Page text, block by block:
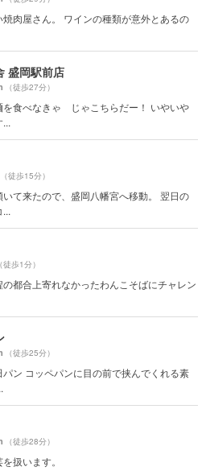
肉屋さん。 ワインの種類が意外とあるの
盛岡駅前店
（徒歩27分）
を食べなきゃ じゃこちらだー！ いやいや
（徒歩15分）
て来たので、盛岡八幡宮へ移動。 翌日の
（徒歩1分）
都合上寄れなかったわんこそばにチャレン
（徒歩25分）
ン コッペパンに目の前で挟んでくれる素
（徒歩28分）
扱います。